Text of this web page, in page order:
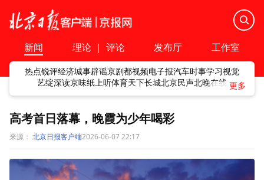
新闻 理论 | 评论 发布厅 工作室
热点锐评经济城事辟谣京剧都视频电子报汽车时事学习视觉
艺绽深读京味纸上听体育天下长城北京民声北晚在线
高考首日落幕，晚霞为少年喝彩
来源： 北京日报客户端2026-06-07 22:17